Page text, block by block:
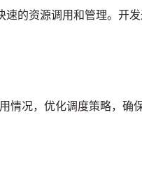
速的资源调用和管理。开
情况，优化调度策略，确